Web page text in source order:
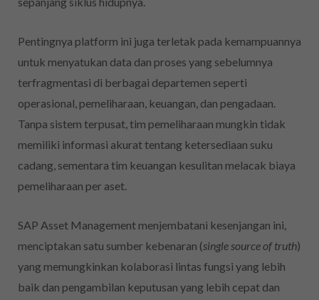
Pentingnya platform ini juga terletak pada kemampuannya
untuk menyatukan data dan proses yang sebelumnya
terfragmentasi di berbagai departemen seperti
operasional, pemeliharaan, keuangan, dan pengadaan.
Tanpa sistem terpusat, tim pemeliharaan mungkin tidak
memiliki informasi akurat tentang ketersediaan suku
cadang, sementara tim keuangan kesulitan melacak biaya
pemeliharaan per aset.
SAP Asset Management menjembatani kesenjangan ini,
menciptakan satu sumber kebenaran (single source of truth)
yang memungkinkan kolaborasi lintas fungsi yang lebih
baik dan pengambilan keputusan yang lebih cepat dan